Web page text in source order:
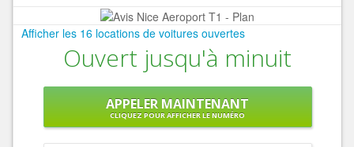
Afficher les 16 locations de voitures ouvertes
Ouvert jusqu'à minuit
APPELER MAINTENANT
CLIQUEZ POUR AFFICHER LE NUMÉRO